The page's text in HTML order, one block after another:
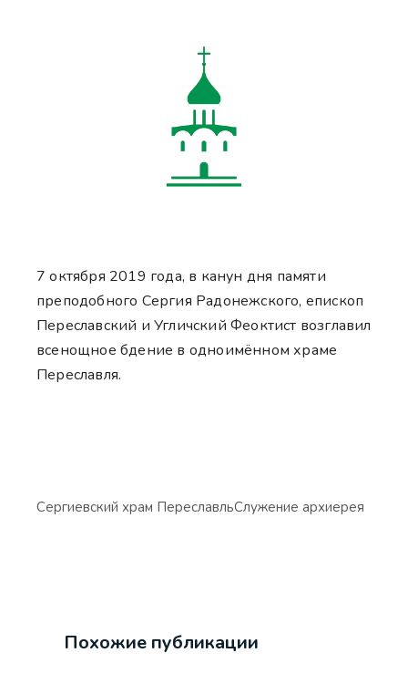
7 октября 2019 года, в канун дня памяти
преподобного Сергия Радонежского, епископ
Переславский и Угличский Феоктист возглавил
всенощное бдение в одноимённом храме
Переславля.
Сергиевский храм ПереславльСлужение архиерея
Похожие публикации